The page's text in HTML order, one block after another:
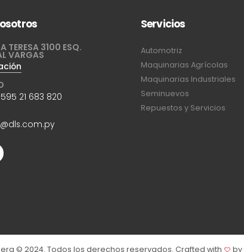
TERESA 3100 ESQ.
VARGAS
21 683 820
Servicios
Automotriz
Maquinarias Agrícolas
Maquinarias Industriales
Seminuevos
Repuestos y Servicios
© 2024. Todos los derechos reservados. Crafted with by